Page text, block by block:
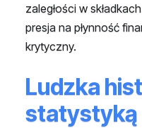
zaległości w
presja na płynność
krytyczny.
Ludzka
statystyką